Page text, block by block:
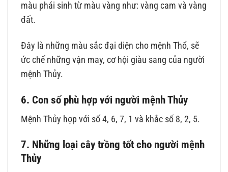
màu phái sinh từ màu vàng như: vàng cam và vàng
đất.
Đây là những màu sắc đại diện cho mệnh Thổ, sẽ
ức chế những vận may, cơ hội giàu sang của người
mệnh Thủy.
6. Con số phù hợp với người mệnh Thủy
Mệnh Thủy hợp với số 4, 6, 7, 1 và khắc số 8, 2, 5.
7. Những loại cây trồng tốt cho người mệnh
Thủy